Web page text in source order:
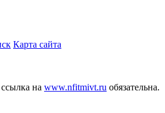
Карта сайта
на www.nfitmivt.ru обязательна.